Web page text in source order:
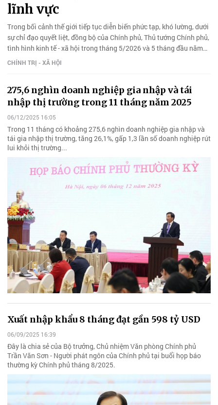
lĩnh vực
Trong bối cảnh thế giới tiếp tục diễn biến phức tạp, khó lường, dưới
sự chỉ đạo quyết liệt, đồng bộ của Chính phủ, Thủ tướng Chính phủ,
tình hình kinh tế - xã hội trong tháng 5/2026 và 5 tháng đầu năm
2026 tiếp tục đạt nhiều kết quả tích cực.
CHÍNH TRỊ - XÃ HỘI
275,6 nghìn doanh nghiệp gia nhập và tái
nhập thị trường trong 11 tháng năm 2025
06/12/2025 16:05
Trong 11 tháng có khoảng 275,6 nghìn doanh nghiệp gia nhập và
tái gia nhập thị trường, tăng 26,1%, gấp 1,3 lần số doanh nghiệp rút
lui khỏi thị trường...
Xuất nhập khẩu 8 tháng đạt gần 598 tỷ USD
06/09/2025 16:39
Đây là chia sẻ của Bộ trưởng, Chủ nhiệm Văn phòng Chính phủ
Trần Văn Sơn - Người phát ngôn của Chính phủ tại buổi họp báo
thường kỳ Chính phủ tháng 8/2025.